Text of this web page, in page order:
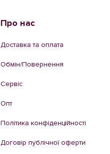
Про нас
Доставка та оплата
Обмін/Повернення
Сервіс
Опт
Політика конфіденційності
Договір публічної оферти